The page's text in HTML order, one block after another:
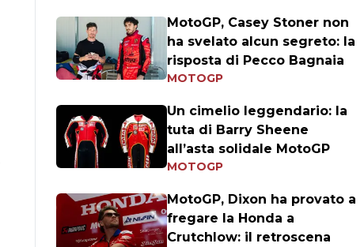
MotoGP, Casey Stoner non
ha svelato alcun segreto: la
risposta di Pecco Bagnaia
MOTOGP
Un cimelio leggendario: la
tuta di Barry Sheene
all’asta solidale MotoGP
MOTOGP
MotoGP, Dixon ha provato a
fregare la Honda a
Crutchlow: il retroscena